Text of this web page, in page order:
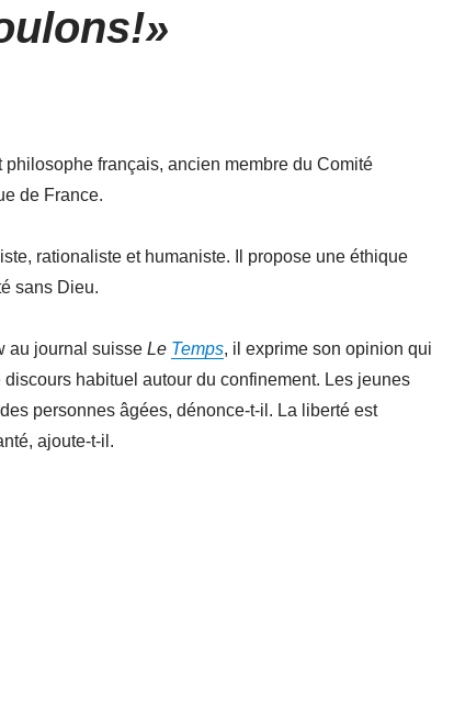
français, ancien membre du Comité
de France.
rationaliste et humaniste. Il propose une éthique
sans Dieu.
au journal suisse Le Temps, il exprime son opinion qui
habituel autour du confinement. Les jeunes
personnes âgées, dénonce-t-il. La liberté est
ajoute-t-il.